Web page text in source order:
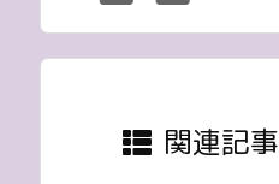
関連記事